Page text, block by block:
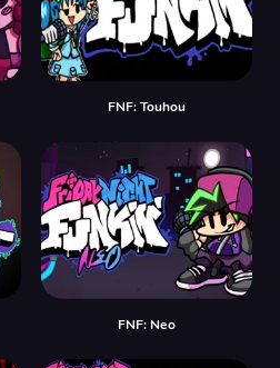
FNF: Touhou
FNF: Neo